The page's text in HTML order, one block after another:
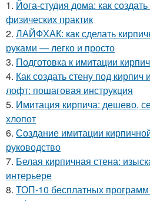
1. Йога-студия дома: как
физических практик
2. ЛАЙФХАК: как сделать
руками — легко и просто
3. Подготовка к имитации
4. Как создать стену под кирпич
лофт: пошаговая инструкция
5. Имитация кирпича: дешево,
хлопот
6. Создание имитации
руководство
7. Белая кирпичная стена:
интерьере
8. ТОП-10 бесплатных